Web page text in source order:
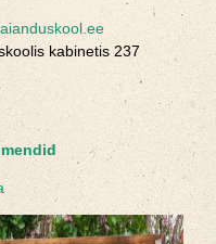
kabinetis 237